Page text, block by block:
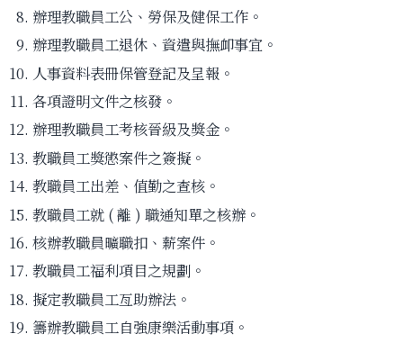
辦理教職員工公、勞保及健保工作。
辦理教職員工退休、資遣與撫卹事宜。
人事資料表冊保管登記及呈報。
各項證明文件之核發。
辦理教職員工考核晉級及獎金。
教職員工獎懲案件之簽擬。
教職員工出差、值勤之查核。
教職員工就 ( 離 ) 職通知單之核辦。
核辦教職員曠職扣、薪案件。
教職員工福利項目之規劃。
擬定教職員工亙助辦法。
籌辦教職員工自強康樂活動事項。